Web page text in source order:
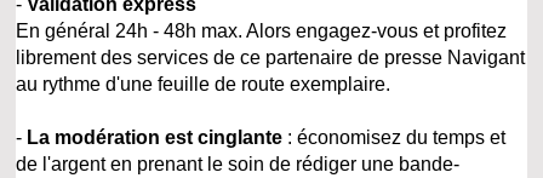
En général 24h - 48h max. Alors engagez-vous et profitez
librement des services de ce partenaire de presse Navigant
au rythme d'une feuille de route exemplaire.
- La modération est cinglante : économisez du temps et
de l'argent en prenant le soin de rédiger une bande-